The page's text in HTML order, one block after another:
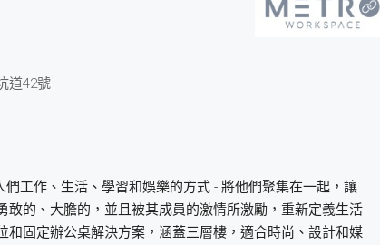
道42號
工作、生活、學習和娛樂的方式 - 將他們聚集在一起，讓
的、大膽的，並且被其成員的激情所激勵，重新定義生活
固定辦公桌解決方案，涵蓋三層樓，適合時尚、設計和媒